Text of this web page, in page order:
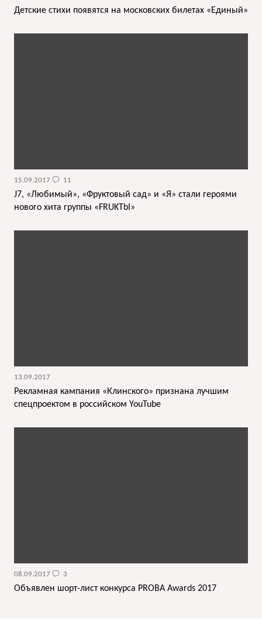
Детские стихи появятся на московских билетах «Единый»
15.09.2017 11
J7, «Любимый», «Фруктовый сад» и «Я» стали героями
нового хита группы «FRUKTbI»
13.09.2017
Рекламная кампания «Клинского» признана лучшим
спецпроектом в российском YouTube
08.09.2017 3
Объявлен шорт-лист конкурса PROBA Awards 2017